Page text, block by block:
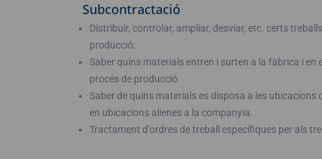
Subcontractació
Distribuir, controlar, ampliar, desviar, etc. certs
producció.
Saber quins materials entren i surten a la fàbrica i en
procés de producció.
Saber de quins materials es disposa a les ubicacions
en ubicacions alienes a la companyia.
Tractament d’ordres de treball específiques per als